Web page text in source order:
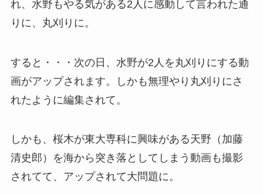
れ、水野もやる気がある2人に感動して言われた通
りに、丸刈りに。
すると・・・次の日、水野が2人を丸刈りにする動
画がアップされます。しかも無理やり丸刈りにさ
れたように編集されて。
しかも、桜木が東大専科に興味がある天野 （加藤
清史郎）を海から突き落としてしまう動画も撮影
されてて、アップされて大問題に。